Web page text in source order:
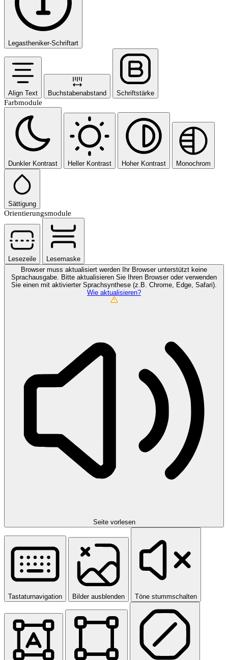
Legastheniker-Schriftart
Align Text Buchstabenabstand Schriftstärke
Farbmodule
Dunkler Kontrast Heller Kontrast Hoher Kontrast Monochrom
Sättigung
Orientierungsmodule
Lesezeile
Lesemaske
Browser muss aktualisiert werden
Ihr Browser unterstützt keine
Sprachausgabe. Bitte aktualisieren Sie Ihren Browser oder verwenden
Sie einen mit aktivierter Sprachsynthese (z.B. Chrome, Edge, Safari).
Wie aktualisieren?
Seite vorlesen
Tastaturnavigation Bilder ausblenden Töne stummschalten